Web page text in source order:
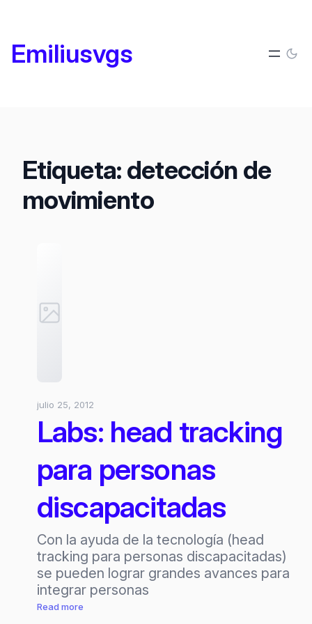
contenido
Emiliusvgs
Etiqueta: detección de
movimiento
julio 25, 2012
Labs: head tracking
para personas
discapacitadas
Con la ayuda de la tecnología (head
tracking para personas discapacitadas)
se pueden lograr grandes avances para
integrar personas
Read more